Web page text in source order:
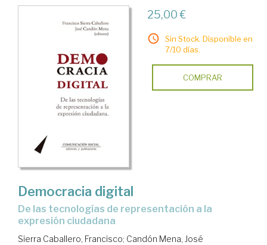
25,00 €
Sin Stock. Disponible en
7/10 días.
COMPRAR
Democracia digital
De las tecnologías de representación a la
expresión ciudadana
Sierra Caballero, Francisco; Candón Mena, José